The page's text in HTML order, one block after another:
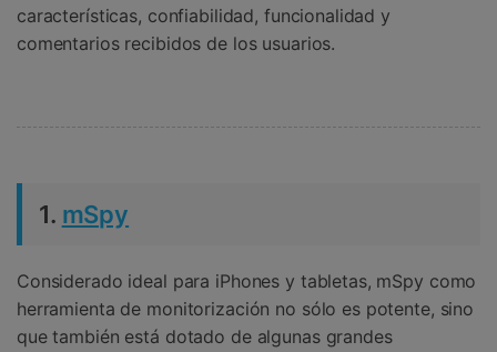
características, confiabilidad, funcionalidad y
comentarios recibidos de los usuarios.
1. mSpy
Considerado ideal para iPhones y tabletas, mSpy como
herramienta de monitorización no sólo es potente, sino
que también está dotado de algunas grandes